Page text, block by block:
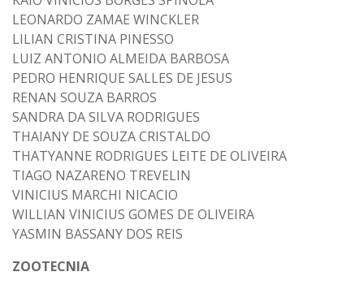
LEONARDO ZAMAE WINCKLER
LILIAN CRISTINA PINESSO
LUIZ ANTONIO ALMEIDA BARBOSA
PEDRO HENRIQUE SALLES DE JESUS
RENAN SOUZA BARROS
SANDRA DA SILVA RODRIGUES
THAIANY DE SOUZA CRISTALDO
THATYANNE RODRIGUES LEITE DE OLIVEIRA
TIAGO NAZARENO TREVELIN
VINICIUS MARCHI NICACIO
WILLIAN VINICIUS GOMES DE OLIVEIRA
YASMIN BASSANY DOS REIS
ZOOTECNIA